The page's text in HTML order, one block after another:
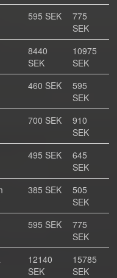
595 SEK
775
SEK
8440
SEK
10975
SEK
460 SEK
595
SEK
700 SEK
910
SEK
495 SEK
645
SEK
385 SEK
505
SEK
595 SEK
775
SEK
12140
SEK
15785
SEK